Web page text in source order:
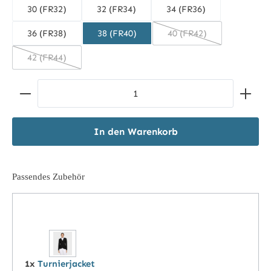
30 (FR32) 32 (FR34) 34 (FR36)
36 (FR38) 38 (FR40) 40 (FR42)
(Diese Option ist
42 (FR44)
(Diese Option ist zurzeit nicht verfügbar.)
Produkt Anzahl: Gib den gewünschten Wert ein
In den Warenkorb
Passendes Zubehör
1x Turnierjacket